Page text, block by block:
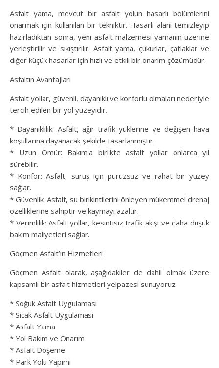
Asfalt yama, mevcut bir asfalt yolun hasarlı bölümlerini
onarmak için kullanılan bir tekniktir. Hasarlı alanı temizleyip
hazırladıktan sonra, yeni asfalt malzemesi yamanın üzerine
yerleştirilir ve sıkıştırılır. Asfalt yama, çukurlar, çatlaklar ve
diğer küçük hasarlar için hızlı ve etkili bir onarım çözümüdür.
Asfaltın Avantajları
Asfalt yollar, güvenli, dayanıklı ve konforlu olmaları nedeniyle
tercih edilen bir yol yüzeyidir.
* Dayanıklılık: Asfalt, ağır trafik yüklerine ve değişen hava
koşullarına dayanacak şekilde tasarlanmıştır.
* Uzun Ömür: Bakımla birlikte asfalt yollar onlarca yıl
sürebilir.
* Konfor: Asfalt, sürüş için pürüzsüz ve rahat bir yüzey
sağlar.
* Güvenlik: Asfalt, su birikintilerini önleyen mükemmel drenaj
özelliklerine sahiptir ve kaymayı azaltır.
* Verimlilik: Asfalt yollar, kesintisiz trafik akışı ve daha düşük
bakım maliyetleri sağlar.
Göçmen Asfalt’ın Hizmetleri
Göçmen Asfalt olarak, aşağıdakiler de dahil olmak üzere
kapsamlı bir asfalt hizmetleri yelpazesi sunuyoruz:
* Soğuk Asfalt Uygulaması
* Sıcak Asfalt Uygulaması
* Asfalt Yama
* Yol Bakım ve Onarım
* Asfalt Döşeme
* Park Yolu Yapımı